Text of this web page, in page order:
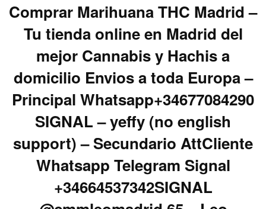
Comprar Marihuana THC Madrid –
Tu tienda online en Madrid del
mejor Cannabis y Hachis a
domicilio Envios a toda Europa –
Principal Whatsapp+34677084290
SIGNAL – yeffy (no english
support) – Secundario AttCliente
Whatsapp Telegram Signal
+34664537342SIGNAL